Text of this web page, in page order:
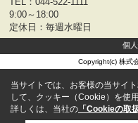
9:00～18:00
定休日：毎週水曜日
個
Copyright(c) 株式
当サイトでは、お客様の当サイ
して、クッキー（Cookie）を使
詳しくは、当社の 「Cookieの取